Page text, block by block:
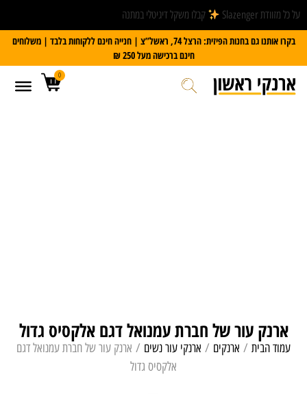
על כל מזוודת Slazenger
קבלו משקל דיגיטלי במתנה
בקרו אותנו גם בחנות הפיזית: הרצל 74, ראשל”צ | חנייה חינם ללקוחות בלבד | משלוחים
חינם ברכישה מעל 250 ₪
0
ארנק עור של חברת עמנואל דגם אלקסיס גדול
עמוד הבית / ארנקים / ארנקי עור נשים / ארנק עור של חברת עמנואל דגם
אלקסיס גדול